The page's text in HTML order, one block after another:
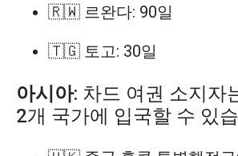
🇷🇼 르완다: 90일
🇹🇬 토고: 30일
아시아: 차드 여권 소지자
2개 국가에 입국할 수 있